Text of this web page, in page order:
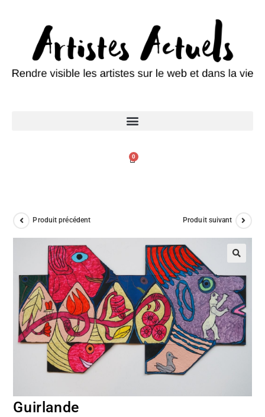
0
Produit précédent Produit suivant
Guirlande